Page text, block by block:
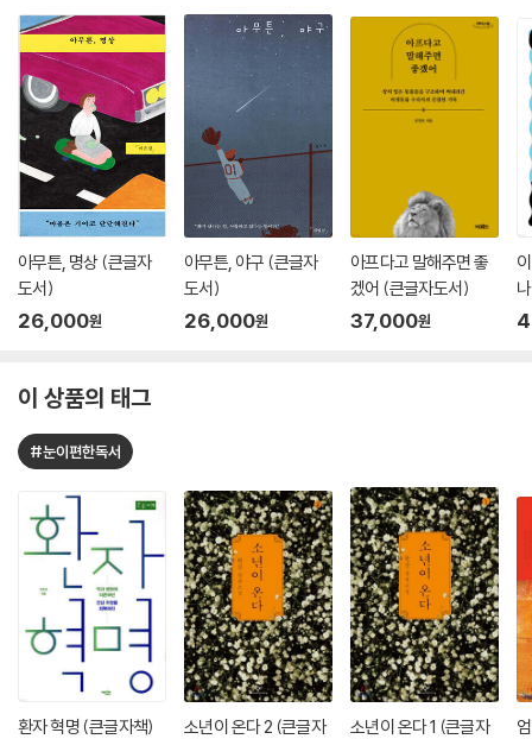
아무튼, 명상 (큰글자
도서)
26,000원
아무튼, 야구 (큰글자
도서)
26,000원
아프다고 말해주면 좋
겠어 (큰글자도서)
37,000원
이 상품의 태그
#눈이편한독서
환자 혁명 (큰글자책)
소년이 온다 2 (큰글자
소년이 온다 1 (큰글자